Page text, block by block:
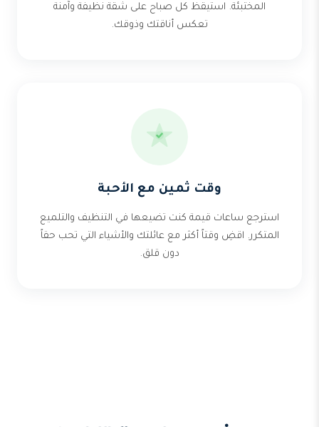
المختبئة. استيقظ كل صباح على شقة نظيفة وآمنة
تعكس أناقتك وذوقك.
وقت ثمين مع الأحبة
استرجع ساعات قيمة كنت تضيعها في التنظيف والتلميع
المتكرر. اقضِ وقتاً أكثر مع عائلتك والأشياء التي تحب حقاً
دون قلق.